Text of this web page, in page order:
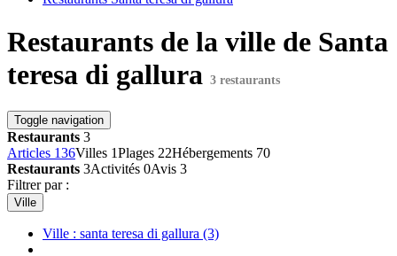
Restaurants de la ville de Santa
teresa di gallura 3 restaurants
Toggle navigation
Restaurants 3
Articles 136Villes 1Plages 22Hébergements 70
Restaurants 3Activités 0Avis 3
Filtrer par :
Ville
Ville : santa teresa di gallura (3)